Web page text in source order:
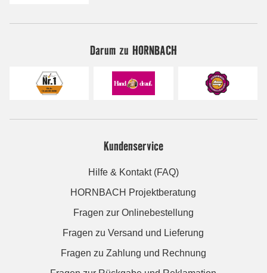
Darum zu HORNBACH
Kundenservice
Hilfe & Kontakt (FAQ)
HORNBACH Projektberatung
Fragen zur Onlinebestellung
Fragen zu Versand und Lieferung
Fragen zu Zahlung und Rechnung